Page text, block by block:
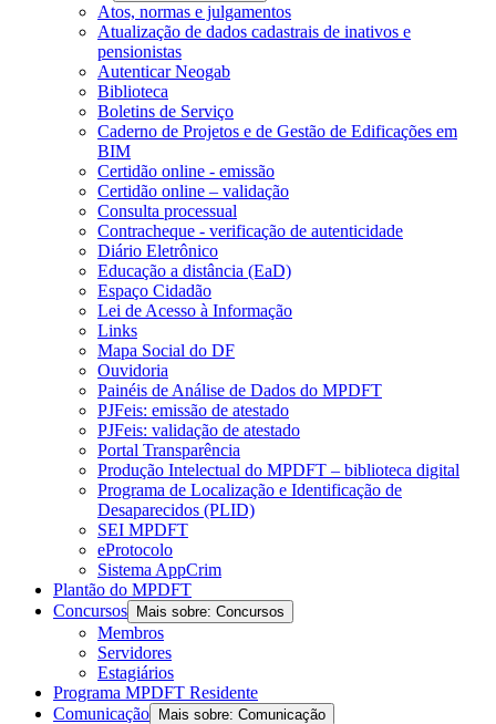
Atos, normas e julgamentos
Atualização de dados cadastrais de inativos e
pensionistas
Autenticar Neogab
Biblioteca
Boletins de Serviço
Caderno de Projetos e de Gestão de Edificações em
BIM
Certidão online - emissão
Certidão online – validação
Consulta processual
Contracheque - verificação de autenticidade
Diário Eletrônico
Educação a distância (EaD)
Espaço Cidadão
Lei de Acesso à Informação
Links
Mapa Social do DF
Ouvidoria
Painéis de Análise de Dados do MPDFT
PJFeis: emissão de atestado
PJFeis: validação de atestado
Portal Transparência
Produção Intelectual do MPDFT – biblioteca digital
Programa de Localização e Identificação de
Desaparecidos (PLID)
SEI MPDFT
eProtocolo
Sistema AppCrim
Plantão do MPDFT
Concursos
Mais sobre: Concursos
Membros
Servidores
Estagiários
Programa MPDFT Residente
Comunicação
Mais sobre: Comunicação